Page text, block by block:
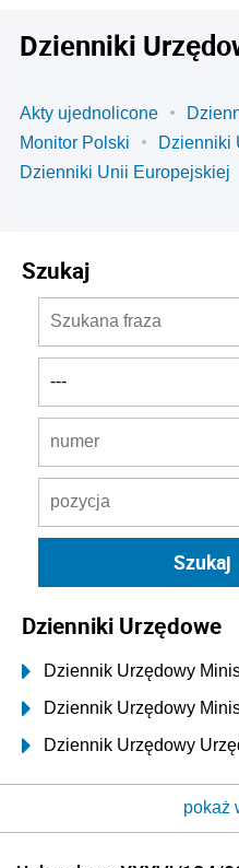
Dzienniki
Akty ujednolicone
Monitor Polski
Dzienniki
Dzienniki Unii Europejskiej
Szukaj
Dzienniki Urzędowe
Dziennik Urzędowy
Dziennik Urzędowy
Dziennik Urzędowy
Dziennik Urzędowypokaż